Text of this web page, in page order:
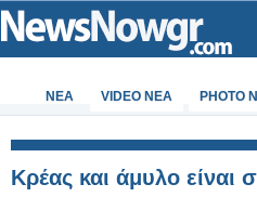
ΝΕΑ VIDEO NEA PHOTO
Κρέας και άμυλο